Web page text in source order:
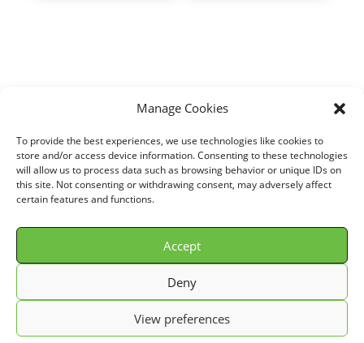
Manage Cookies
To provide the best experiences, we use technologies like cookies to
store and/or access device information. Consenting to these technologies
will allow us to process data such as browsing behavior or unique IDs on
this site. Not consenting or withdrawing consent, may adversely affect
certain features and functions.
Accept
Deny
View preferences
Home VOITURE LOTUS
1,8L i 16V VVTi 111R S2 (192 cv)
/ Direct air intake kit for LOTUS ELISE II 1,8L i 16V VVTi 111R S2
(192 cv) years 04> ref. SU103
© GREEN FILTER 2026. Tous droits réservés.
Conditions Générale de Vente (C.G.V.)